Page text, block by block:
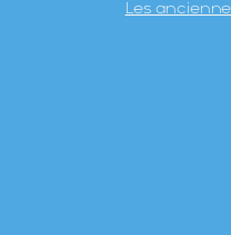
Les